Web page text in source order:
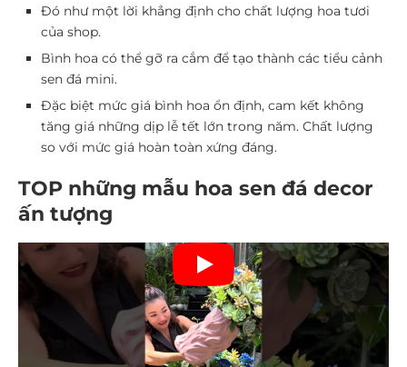
Đó như một lời khẳng định cho chất lượng hoa tươi
của shop.
Bình hoa có thể gỡ ra cắm để tạo thành các tiểu cảnh
sen đá mini.
Đặc biệt mức giá bình hoa ổn định, cam kết không
tăng giá những dịp lễ tết lớn trong năm. Chất lượng
so với mức giá hoàn toàn xứng đáng.
TOP những mẫu hoa sen đá decor
ấn tượng